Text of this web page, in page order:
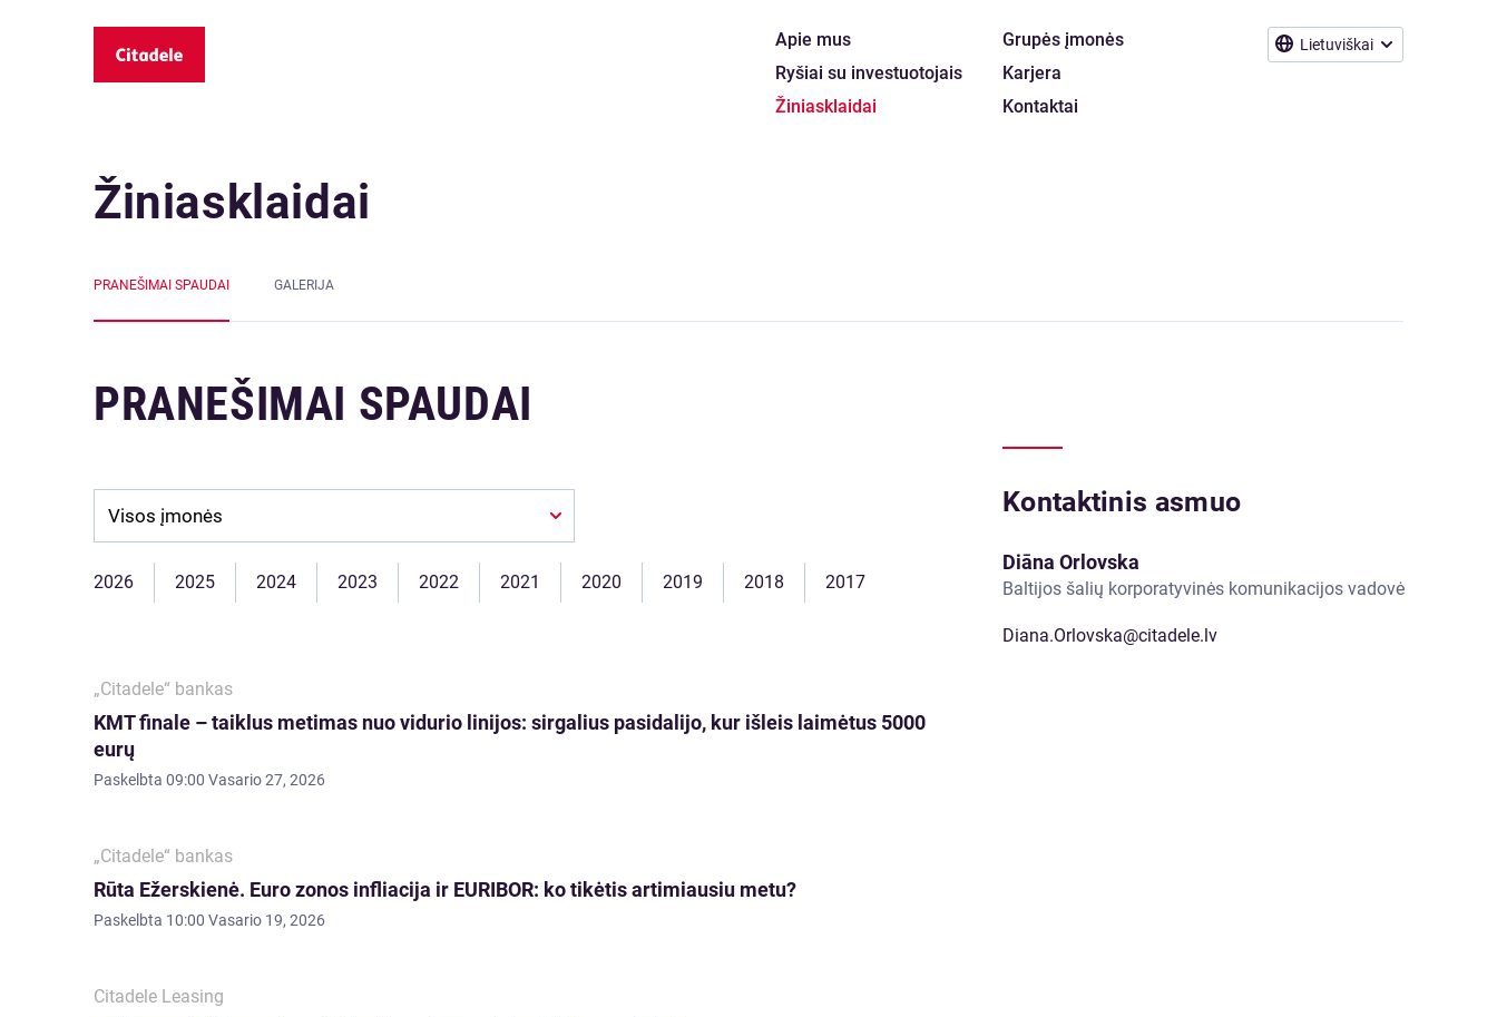
Lietuviškai
Apie mus
Ryšiai su investuotojais
Žiniasklaidai
Grupės įmonės
Karjera
Kontaktai
Žiniasklaidai
PRANEŠIMAI SPAUDAI GALERIJA
PRANEŠIMAI SPAUDAI
Company:
2026 2025 2024 2023 2022 2021 2020 2019 2018 2017
„Citadele“ bankas
KMT finale – taiklus metimas nuo vidurio linijos: sirgalius pasidalijo, kur išleis laimėtus 5000
eurų
Paskelbta 09:00 Vasario 27, 2026
„Citadele“ bankas
Rūta Ežerskienė. Euro zonos infliacija ir EURIBOR: ko tikėtis artimiausiu metu?
Paskelbta 10:00 Vasario 19, 2026
Citadele Leasing
Kontaktinis asmuo
Diāna Orlovska
Baltijos šalių korporatyvinės komunikacijos vadovė
Diana.Orlovska@citadele.lv